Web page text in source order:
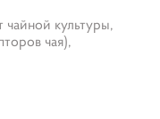
чайной культуры,
чая),